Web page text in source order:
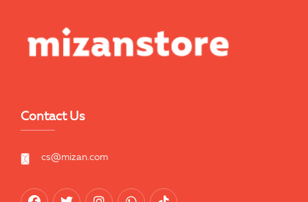
Contact Us
cs@mizan.com